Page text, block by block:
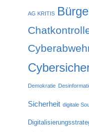
AG KRITIS
Demokratie
Sicherheit digitale